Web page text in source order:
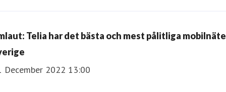
Telia har det bästa och mest pålitliga
December 2022 13:00